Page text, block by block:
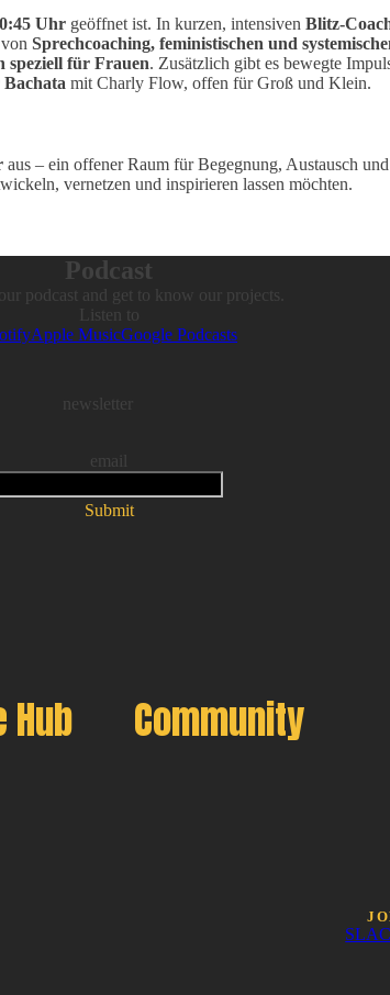
Uhr geöffnet ist. In kurzen, intensiven Blitz-
Sprechcoaching, feministischen und
speziell für Frauen. Zusätzlich gibt es bewegte
mit Charly Flow, offen für Groß und Klein.
aus – ein offener Raum für Begegnung, Austausch
vernetzen und inspirieren lassen möchten.
Podcast
podcast and get to know our projects.
Listen to
Apple MusicGoogle Podcasts
newsletter
email
Submit
Hub Community